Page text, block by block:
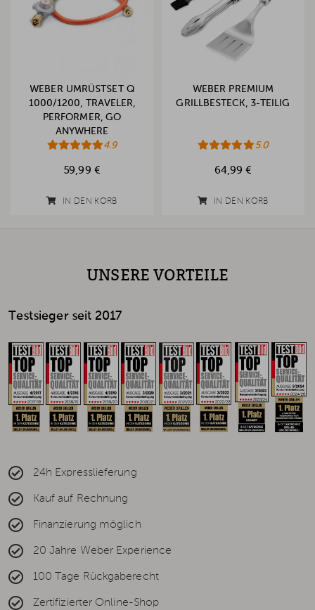
WEBER UMRÜSTSET Q
1000/1200, TRAVELER,
PERFORMER, GO
ANYWHERE
4.9
59,99 €
IN DEN KORB
WEBER PREMIUM
GRILLBESTECK, 3-TEILIG
5.0
64,99 €
IN DEN KORB
UNSERE VORTEILE
Testsieger seit 2017
24h Expresslieferung
Kauf auf Rechnung
Finanzierung möglich
20 Jahre Weber Experience
100 Tage Rückgaberecht
Zertifizierter Online-Shop